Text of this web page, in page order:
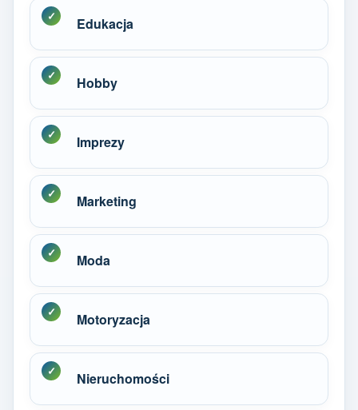
Edukacja
Hobby
Imprezy
Marketing
Moda
Motoryzacja
Nieruchomości